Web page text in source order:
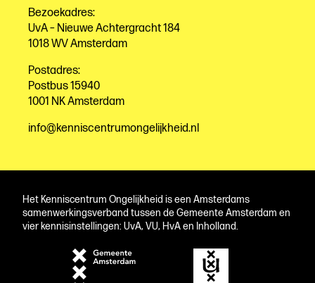
Bezoekadres:
UvA – Nieuwe Achtergracht 184
1018 WV Amsterdam
Postadres:
Postbus 15940
1001 NK Amsterdam
info@kenniscentrumongelijkheid.nl
Het Kenniscentrum Ongelijkheid is een Amsterdams
samenwerkingsverband tussen de Gemeente Amsterdam en
vier kennisinstellingen: UvA, VU, HvA en Inholland.